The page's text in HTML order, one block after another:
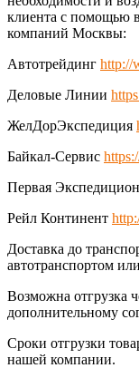
клиента с помощью
компаний Москвы:
Автотрейдинг http://
Деловые Линии
ЖелДорЭкспедиция
Байкал-Сервис
Первая
Рейл Континент
Доставка до
автотранспортом
Возможна отгрузка
дополнительному
Сроки отгрузки
нашей компании.